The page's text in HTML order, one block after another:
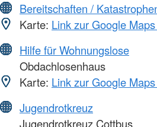
Bereitschaften /
Karte: Link zur Google
Hilfe für Wohnungslose
Obdachlosenhaus
Karte: Link zur Google
Jugendrotkreuz
Jugendrotkreuz Cottbus